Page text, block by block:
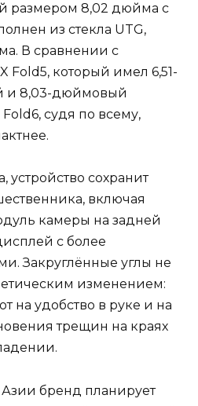
размером 8,02 дюйма с
из стекла UTG,
В сравнении с
Fold5, который имел 6,51-
8,03-дюймовый
судя по всему,
устройство сохранит
включая
камеры на задней
с более
Закруглённые углы не
изменением:
на удобство в руке и на
трещин на краях
бренд планирует